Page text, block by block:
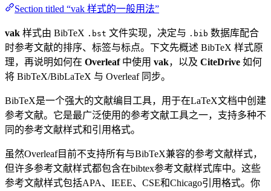
Section titled “vak 样式的一般用法”
vak 样式由 BibTeX .bst 文件实现，决定与 .bib 数据库配合
时参考文献的排序、标签与标点。下文先概述 BibTeX 样式原
理，再说明如何在 Overleaf中使用 vak，以及 CiteDrive 如何
将 BibTeX/BibLaTeX 与 Overleaf 同步。
BibTeX是一个强大的文献编目工具，用于在LaTeX文档中创建
参考文献。它是最广泛使用的参考文献工具之一，支持多种不
同的参考文献样式和引用格式。
虽然Overleaf目前不支持所有与BibTeX兼容的参考文献样式，
但许多参考文献样式都包含在bibtex参考文献样式库中。这些
参考文献样式包括APA、IEEE、CSE和Chicago引用格式。你